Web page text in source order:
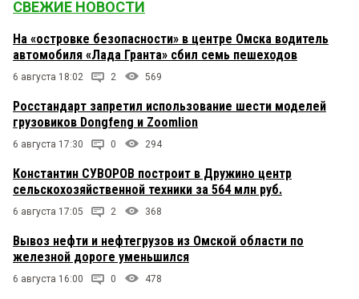
СВЕЖИЕ НОВОСТИ
На «островке безопасности» в центре Омска водитель
автомобиля «Лада Гранта» сбил семь пешеходов
6 августа 18:02 2 569
Росстандарт запретил использование шести моделей
грузовиков Dongfeng и Zoomlion
6 августа 17:30 0 294
Константин СУВОРОВ построит в Дружино центр
сельскохозяйственной техники за 564 млн руб.
6 августа 17:05 2 368
Вывоз нефти и нефтегрузов из Омской области по
железной дороге уменьшился
6 августа 16:00 0 478